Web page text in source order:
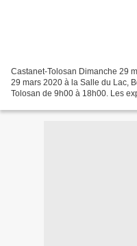
Castanet-Tolosan Dimanche 29
29 mars 2020 à la Salle du Lac,
Tolosan de 9h00 à 18h00. Les